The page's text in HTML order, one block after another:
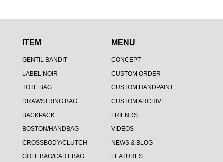
ITEM
GENTIL BANDIT
LABEL NOIR
TOTE BAG
DRAWSTRING BAG
BACKPACK
BOSTON/HANDBAG
CROSSBODY/CLUTCH
GOLF BAG/CART BAG
MENU
CONCEPT
CUSTOM ORDER
CUSTOM HANDPAINT
CUSTOM ARCHIVE
FRIENDS
VIDEOS
NEWS & BLOG
FEATURES